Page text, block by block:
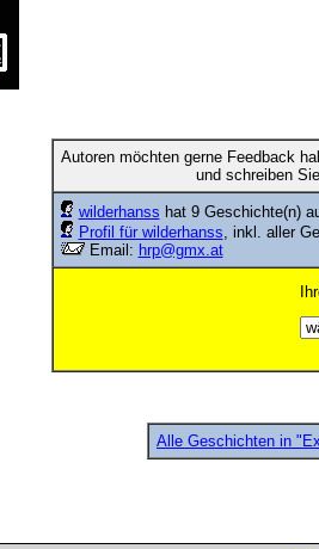
Autoren möchten gerne Feedback
und schreiben
wilderhanss hat 9 Geschichte(n)
Profil für wilderhanss, inkl. aller
Email: hrp@gmx.at
Alle Geschichten in